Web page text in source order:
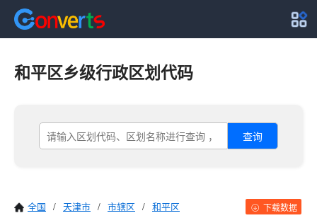
和平区乡级行政区划代码
查询
全国 / 天津市 / 市辖区 / 和平区 下载数据